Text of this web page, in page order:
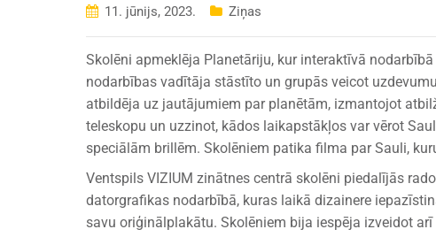
11. jūnijs, 2023. Ziņas
Skolēni apmeklēja Planetāriju, kur interaktīvā
nodarbības vadītāja stāstīto un grupās veicot
atbildēja uz jautājumiem par planētām, izmantojot
teleskopu un uzzinot, kādos laikapstākļos var vērot
speciālām brillēm. Skolēniem patika filma par Sauli,
Ventspils VIZIUM zinātnes centrā skolēni piedalījās
datorgrafikas nodarbībā, kuras laikā dizainere
savu oriģinālplakātu. Skolēniem bija iespēja izveidot